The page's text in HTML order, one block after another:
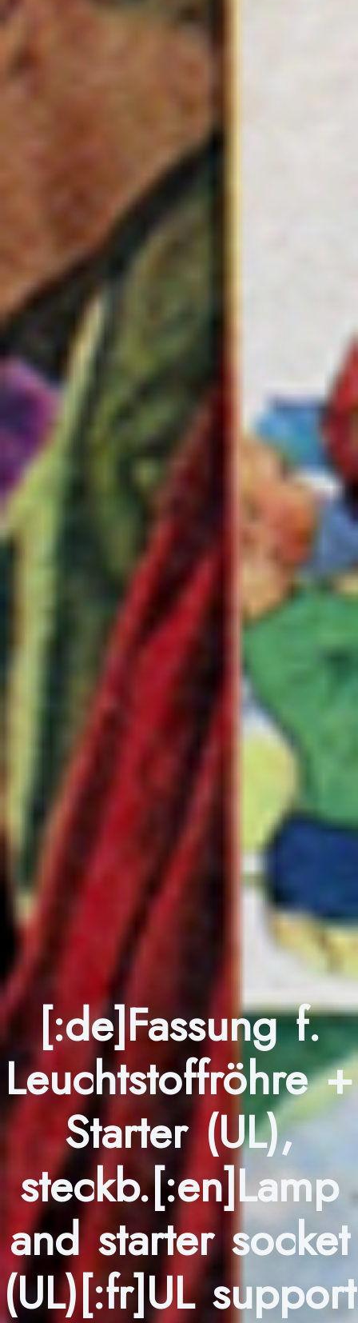
[:de]Fassung f.
Leuchtstoffröhre +
Starter (UL),
steckb.[:en]Lamp
and starter socket
(UL)[:fr]UL support